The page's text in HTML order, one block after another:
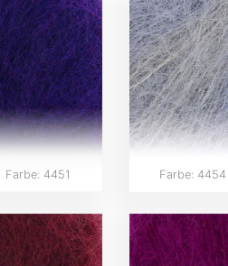
Farbe: 4451 Farbe: 4454